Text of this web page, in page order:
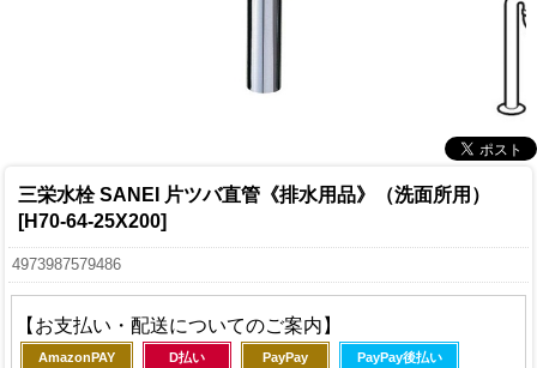
三栄水栓 SANEI 片ツバ直管《排水用品》（洗面所用）
[H70-64-25X200]
4973987579486
【お支払い・配送についてのご案内】
AmazonPAY D払い PayPay PayPay後払い